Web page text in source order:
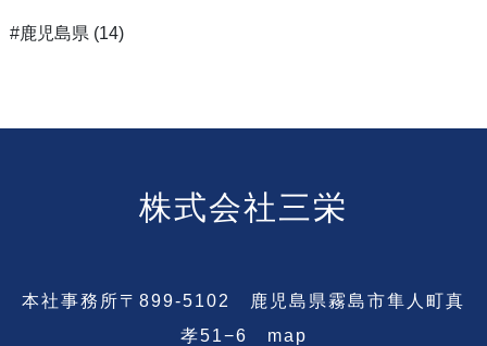
#鹿児島県 (14)
株式会社三栄
本社事務所〒899-5102 鹿児島県霧島市隼人町真
孝51−6 map